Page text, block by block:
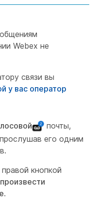
Webex не
связи вы
у вас оператор
почты,
его одним
кнопкой
.